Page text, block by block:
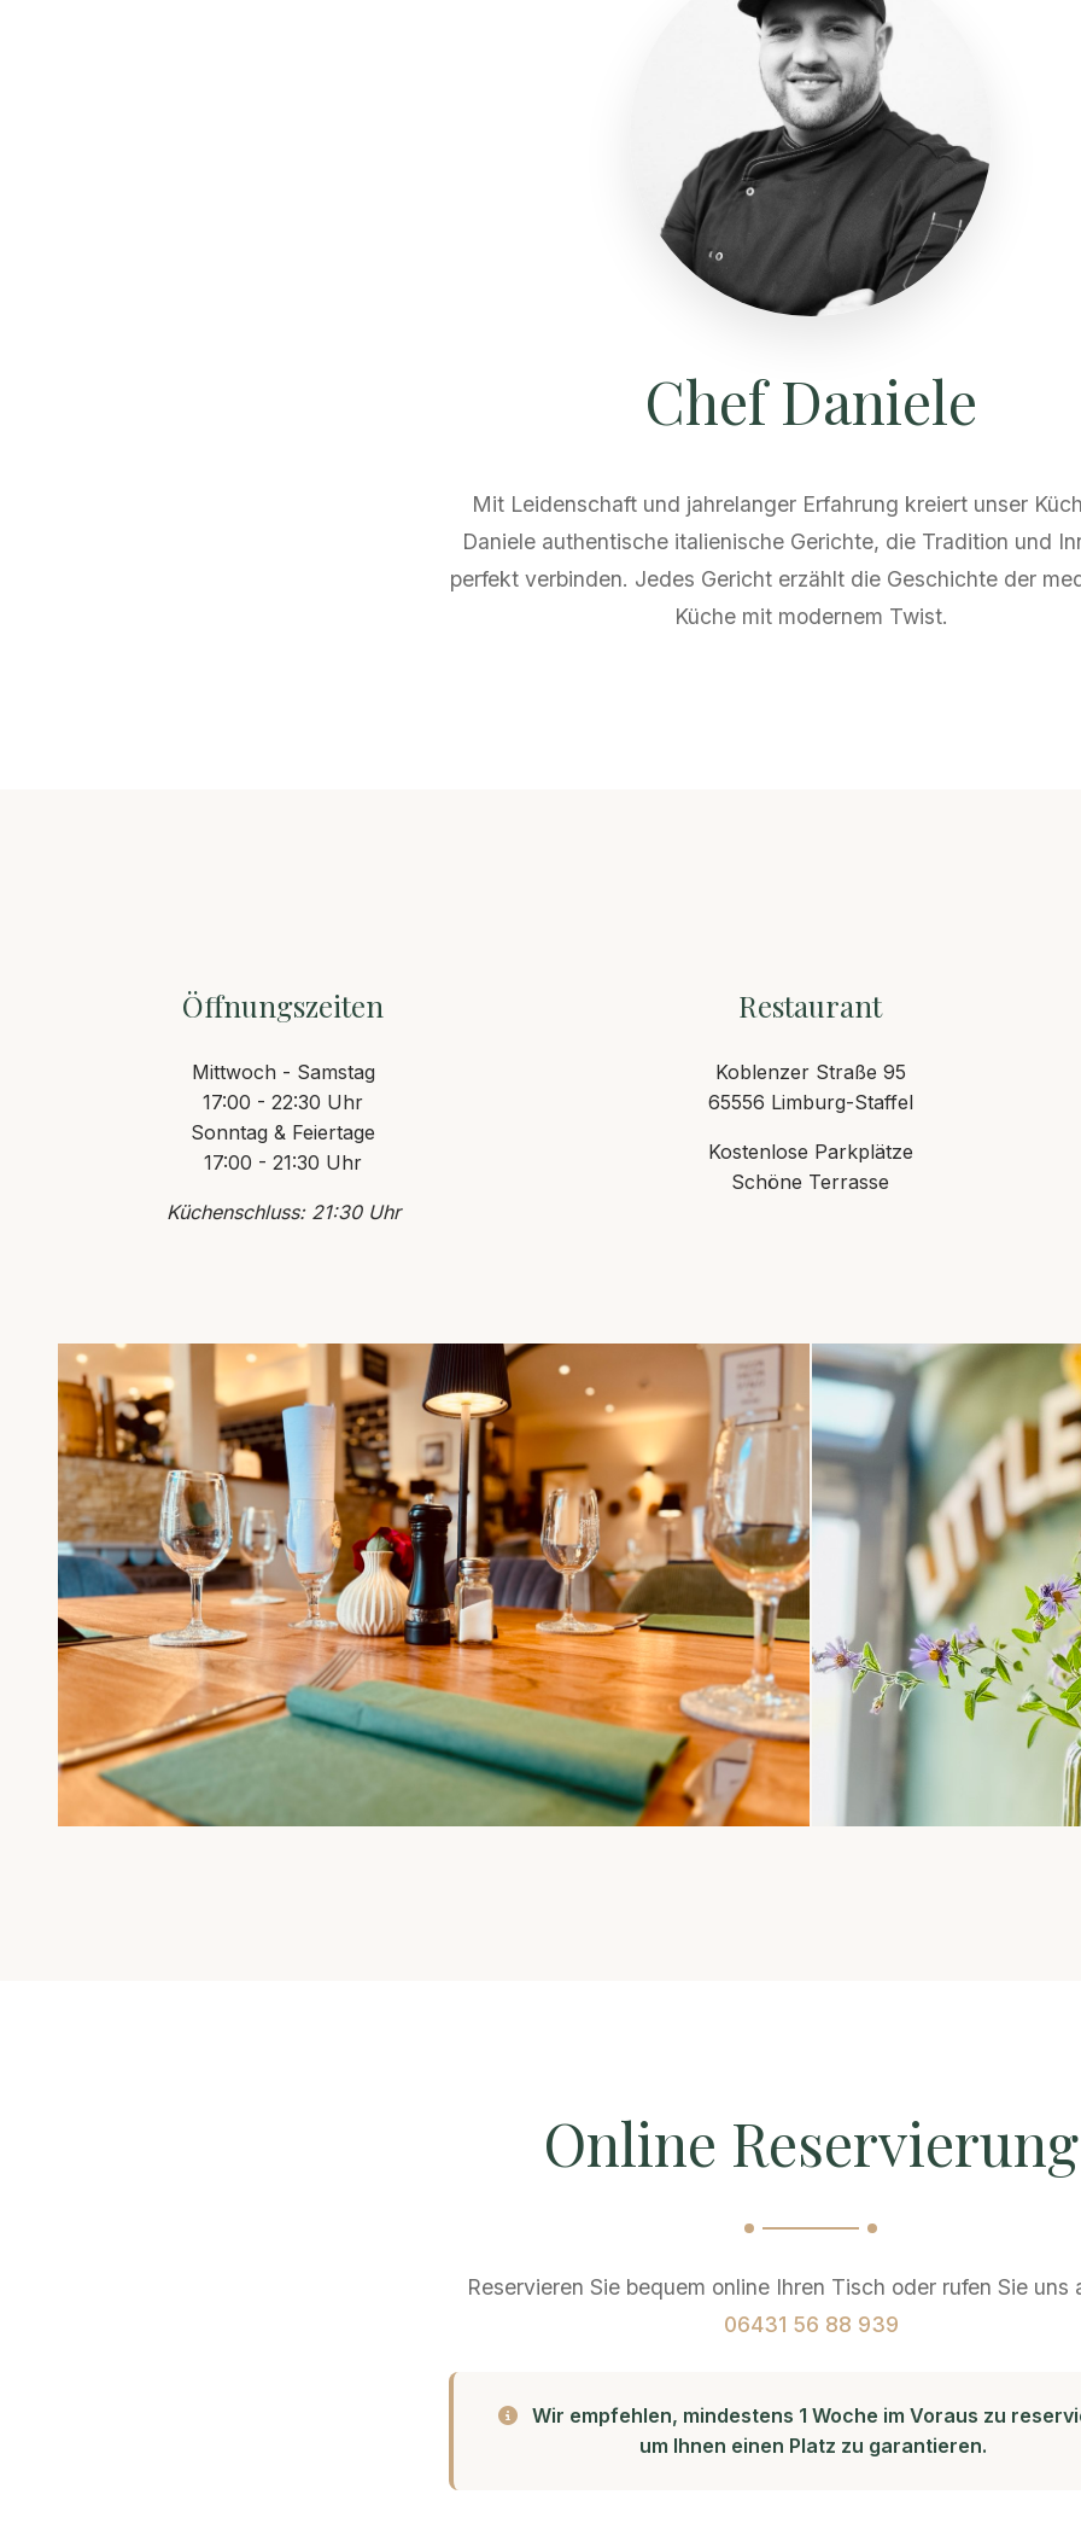
Chef Daniele
Mit Leidenschaft und jahrelanger Erfahrung kreiert unser
Daniele authentische italienische Gerichte, die Tradition und
perfekt verbinden. Jedes Gericht erzählt die Geschichte der
Küche mit modernem Twist.
Öffnungszeiten
Mittwoch - Samstag
17:00 - 22:30 Uhr
Sonntag & Feiertage
17:00 - 21:30 Uhr
Küchenschluss: 21:30 Uhr
Restaurant
Koblenzer Straße 95
65556 Limburg-Staffel
Kostenlose Parkplätze
Schöne Terrasse
Online Reservierung
Reservieren Sie bequem online Ihren Tisch oder rufen Sie uns
06431 56 88 939
Wir empfehlen, mindestens 1 Woche im Voraus zu
um Ihnen einen Platz zu garantieren.